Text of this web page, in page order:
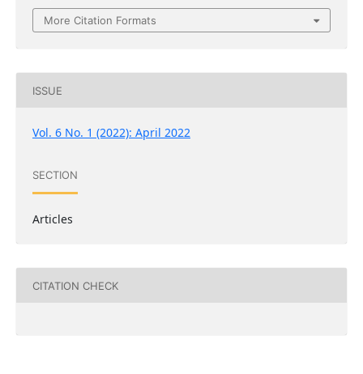
More Citation Formats
ISSUE
Vol. 6 No. 1 (2022): April 2022
SECTION
Articles
CITATION CHECK